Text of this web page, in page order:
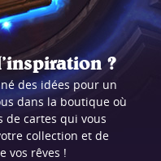
?
des idées pour un
dans la boutique où
de cartes qui vous
collection et de
vos rêves !